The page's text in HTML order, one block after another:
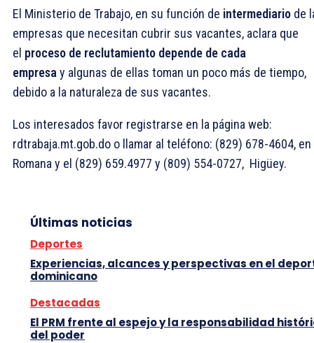
El Ministerio de Trabajo, en su función de intermediario de
empresas que necesitan cubrir sus vacantes, aclara que
el proceso de reclutamiento depende de cada
empresa y algunas de ellas toman un poco más de tiempo,
debido a la naturaleza de sus vacantes.
Los interesados favor registrarse en la página web:
rdtrabaja.mt.gob.do o llamar al teléfono: (829) 678-4604, en
Romana y el (829) 659.4977 y (809) 554-0727, Higüey.
Últimas noticias
Deportes
Experiencias, alcances y perspectivas en el
dominicano
Destacadas
El PRM frente al espejo y la responsabilidad
del poder